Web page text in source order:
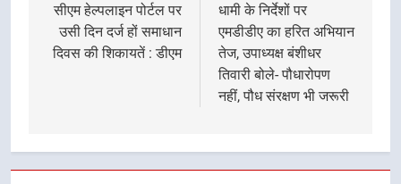
navigation
सीएम हेल्पलाइन पोर्टल पर
उसी दिन दर्ज हों समाधान
दिवस की शिकायतें : डीएम
धामी के निर्देशों पर
एमडीडीए का हरित अभियान
तेज, उपाध्यक्ष बंशीधर
तिवारी बोले- पौधारोपण
नहीं, पौध संरक्षण भी जरूरी